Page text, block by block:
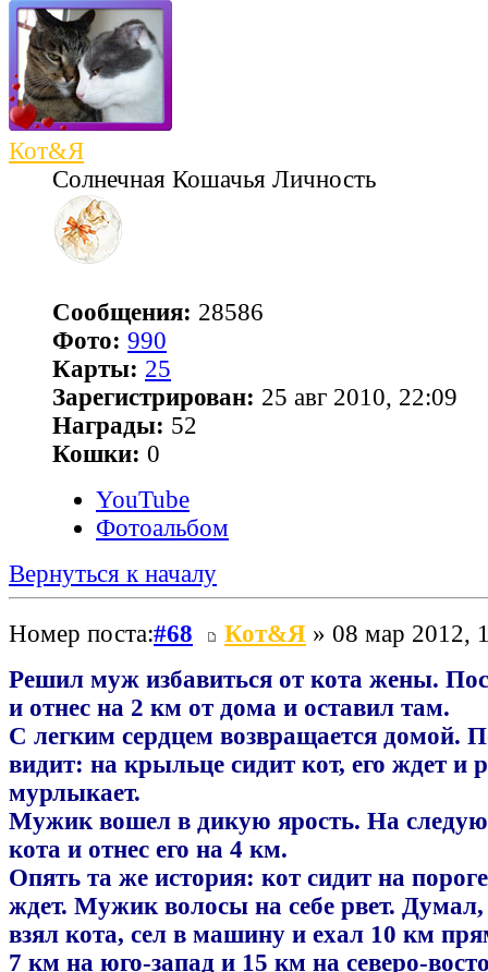
Кот&Я
Солнечная Кошачья Личность
Сообщения: 28586
Фото: 990
Карты: 25
Зарегистрирован: 25 авг 2010, 22:09
Награды: 52
Кошки: 0
YouTube
Фотоальбом
Вернуться к началу
Номер поста:#68 Кот&Я » 08 мар 2012,
Решил муж избавиться от кота жены.
и отнес на 2 км от дома и оставил там.
С легким сердцем возвращается домой.
видит: на крыльце сидит кот, его ждет и
мурлыкает.
Мужик вошел в дикую ярость. На
кота и отнес его на 4 км.
Опять та же история: кот сидит на
ждет. Мужик волосы на себе рвет.
взял кота, сел в машину и ехал 10 км
7 км на юго-запад и 15 км на северо-